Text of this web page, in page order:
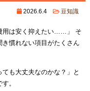
2026.6.4 豆知識
用は安く抑えたい……」 そ
慣れない項目がたくさん
も大丈夫なのかな？」と
。